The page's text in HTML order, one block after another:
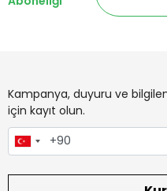
Kampanya, duyuru ve
için kayıt olun.